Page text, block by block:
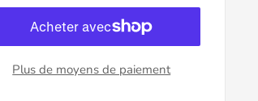
Plus de moyens de paiement